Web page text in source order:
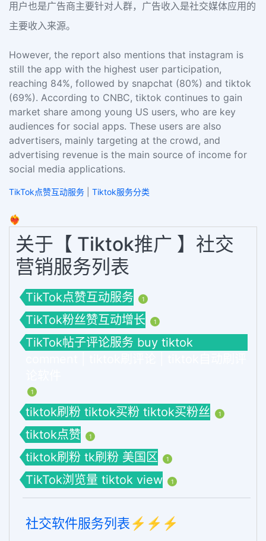
用户也是广告商主要针对人群，广告收入是社交媒体应用的
主要收入来源。
However, the report also mentions that instagram is
still the app with the highest user participation,
reaching 84%, followed by snapchat (80%) and tiktok
(69%). According to CNBC, tiktok continues to gain
market share among young US users, who are key
audiences for social apps. These users are also
advertisers, mainly targeting at the crowd, and
advertising revenue is the main source of income for
social media applications.
TikTok点赞互动服务 Tiktok服务分类
❤️‍🔥
关于【 Tiktok推广 】社交
营销服务列表
TikTok点赞互动服务 1
TikTok粉丝赞互动增长 1
TikTok帖子评论服务 buy tiktok
1
tiktok刷粉 tiktok买粉 tiktok买粉丝 1
tiktok点赞 1
tiktok刷粉 tk刷粉 美国区 1
TikTok浏览量 tiktok view 1
社交软件服务列表⚡️⚡️⚡️